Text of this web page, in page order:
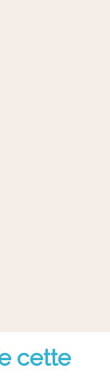
cette